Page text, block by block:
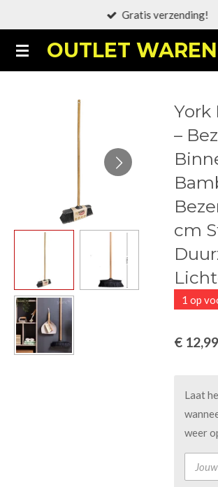
naar
de
OUTLET
Gratis verzending!
York
–
cm
1 op
€ 12,99
Laat
weer